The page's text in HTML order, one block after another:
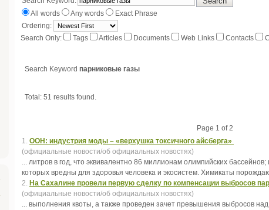
All words Any words
Exact Phrase
Ordering:
Search Only:
Tags Articles Documents Web Links Contacts
Search Keyword парниковые газы
Total: 51 results found.
Page 1 of 2
1. ООН: индустрия моды – «верхушка токсичного айсберга»
(официальные новости/об официальных новостях)
... литров в год, что эквивалентно 86 миллионам олимпийских
которых вредны для здоровья человека и экосистем. Химикаты
2. На Сахалине провели первую сделку по компенсации выбросов
(официальные новости/об официальных новостях)
... выполнения квоты, а также проведен зачет превышения выбросов